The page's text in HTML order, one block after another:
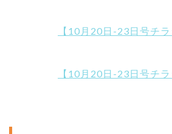
【10月20日-23日号チラ
【10月20日-23日号チラ